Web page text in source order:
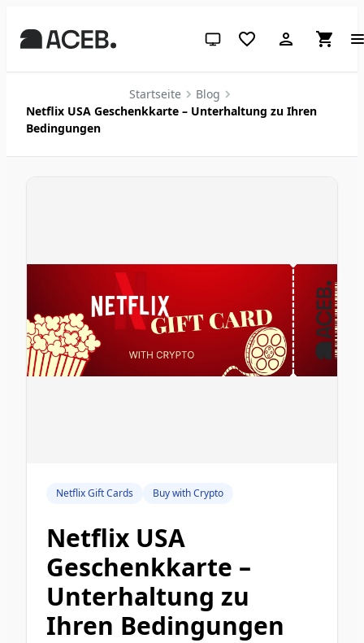
System-Design (klicken für
Startseite
Blog
Netflix USA Geschenkkarte – Unterhaltung zu Ihren
Bedingungen
Netflix Gift Cards Buy with Crypto
Netflix USA
Geschenkkarte –
Unterhaltung zu
Ihren Bedingungen